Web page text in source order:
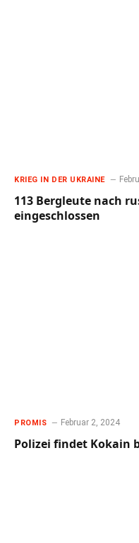
KRIEG IN DER UKRAINE
113 Bergleute nach
eingeschlossen
PROMIS Februar 2, 2024
Polizei findet Kokain